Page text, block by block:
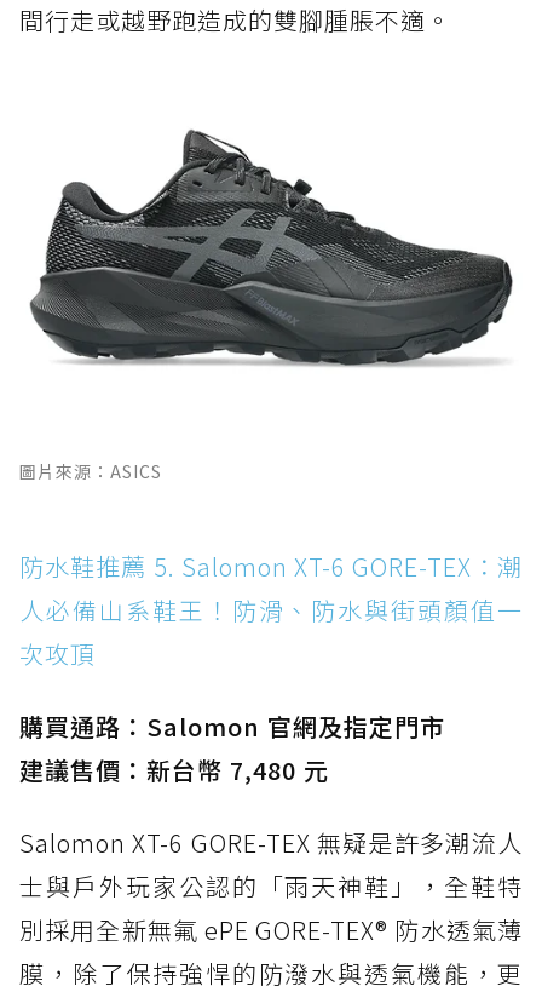
間行走或越野跑造成的雙腳腫脹不適。
圖片來源：ASICS
防水鞋推薦 5. Salomon XT-6 GORE-TEX：潮
人必備山系鞋王！防滑、防水與街頭顏值一
次攻頂
購買通路：Salomon 官網及指定門市
建議售價：新台幣 7,480 元
Salomon XT-6 GORE-TEX 無疑是許多潮流人
士與戶外玩家公認的「雨天神鞋」，全鞋特
別採用全新無氟 ePE GORE-TEX® 防水透氣薄
膜，除了保持強悍的防潑水與透氣機能，更